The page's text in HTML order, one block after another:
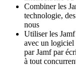
Combiner les
technologie,
nous
Utiliser les
avec un logiciel
par Jamf par
à tout